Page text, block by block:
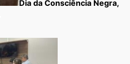
Dia da Consciência Negra,